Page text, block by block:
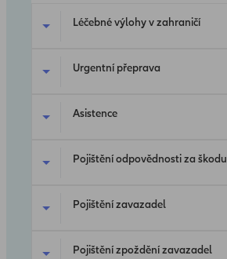
Léčebné výlohy v zahraničí
Urgentní přeprava
Asistence
Pojištění odpovědnosti za škodu
Pojištění zavazadel
Pojištění zpoždění zavazadel